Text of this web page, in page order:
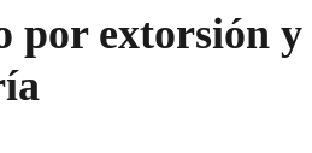
extorsión y